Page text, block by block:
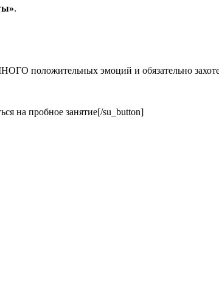
.
положительных эмоций и обязательно
на пробное занятие[/su_button]